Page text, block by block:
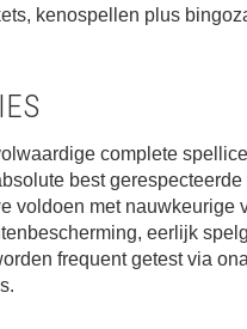
kenospellen plus
complete
best
voldoen met nauwkeurige
eerlijk
frequent getest via